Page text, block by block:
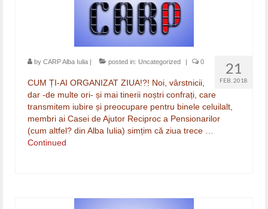
21
FEB. 2018
by CARP Alba Iulia posted in: Uncategorized 0
CUM ȚI-AI ORGANIZAT ZIUA!?! Noi, vârstnicii,
dar -de multe ori- și mai tinerii noștri confrați, care
transmitem iubire și preocupare pentru binele celuilalt,
membri ai Casei de Ajutor Reciproc a Pensionarilor
(cum altfel? din Alba Iulia) simțim că ziua trece …
Continued